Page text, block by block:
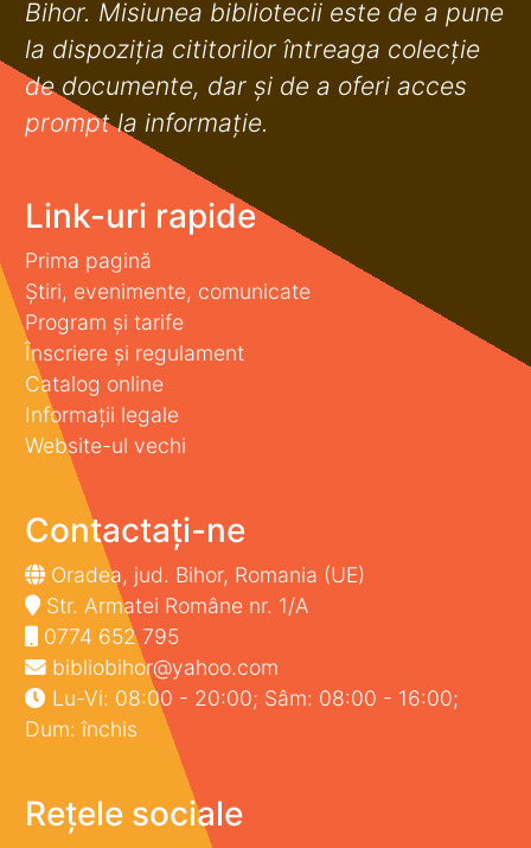
Bihor. Misiunea bibliotecii este de a pune
la dispoziţia cititorilor întreaga colecţie
de documente, dar şi de a oferi acces
prompt la informaţie.
Link-uri rapide
Prima pagină
Știri, evenimente, comunicate
Program și tarife
Înscriere și regulament
Catalog online
Informații legale
Website-ul vechi
Contactați-ne
Oradea, jud. Bihor, Romania (UE)
Str. Armatei Române nr. 1/A
0774 652 795
bibliobihor@yahoo.com
Lu-Vi: 08:00 - 20:00; Sâm: 08:00 - 16:00;
Dum: închis
Rețele sociale